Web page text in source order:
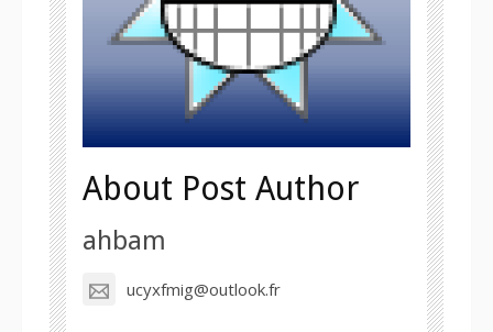
About Post Author
ahbam
ucyxfmig@outlook.fr